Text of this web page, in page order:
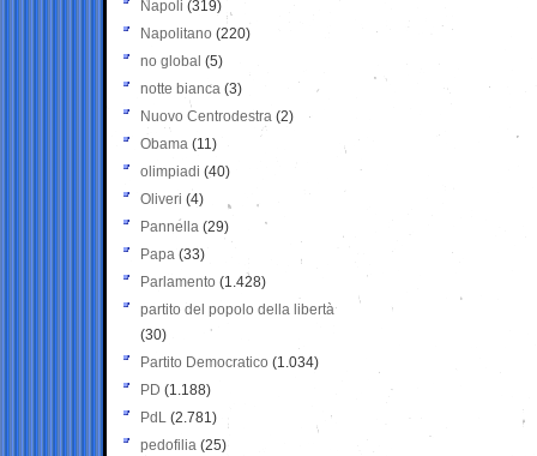
Napoli (319)
Napolitano (220)
no global (5)
notte bianca (3)
Nuovo Centrodestra (2)
Obama (11)
olimpiadi (40)
Oliveri (4)
Pannella (29)
Papa (33)
Parlamento (1.428)
partito del popolo della libertà
(30)
Partito Democratico (1.034)
PD (1.188)
PdL (2.781)
pedofilia (25)